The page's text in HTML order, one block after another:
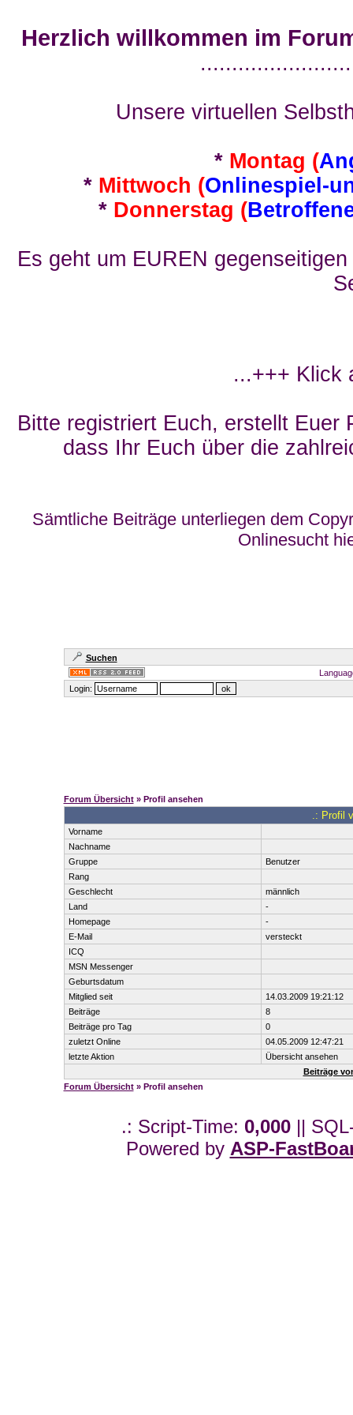
Herzlich willkommen im
Unsere virtuellen
* Montag (
* Mittwoch (Onlinespiel-
* Donnerstag (
Es geht um EUREN
...+++ Klick
Bitte registriert Euch, erstellt Euer
dass Ihr Euch über die
Sämtliche Beiträge unterliegen dem
Onlinesucht
Suchen
Login:
Forum Übersicht» Profil ansehen
.: Profil
Vorname
Nachname
Gruppe
Benutzer
Rang
Geschlecht
männlich
Land
-
Homepage
-
E-Mail
versteckt
ICQ
MSN Messenger
Geburtsdatum
Mitglied seit
14.03.2009 19:21:12
Beiträge
8
Beiträge pro Tag
0
zuletzt Online
04.05.2009 12:47:21
letzte Aktion
Übersicht ansehen
Beiträge
Forum Übersicht» Profil ansehen
.: Script-Time: 0,000||
Powered by ASP-